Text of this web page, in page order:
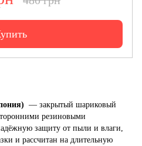
— закрытый шариковый
резиновыми
защиту от пыли и влаги,
и рассчитан на длительную